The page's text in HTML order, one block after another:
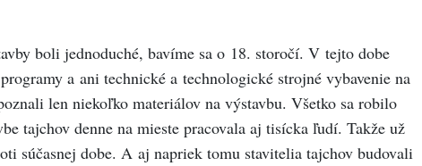
boli jednoduché, bavíme sa o 18. storočí. V tejto dobe
a ani technické a technologické strojné vybavenie na
len niekoľko materiálov na výstavbu. Všetko sa robilo
tajchov denne na mieste pracovala aj tisícka ľudí. Takže už
súčasnej dobe. A aj napriek tomu stavitelia tajchov budovali